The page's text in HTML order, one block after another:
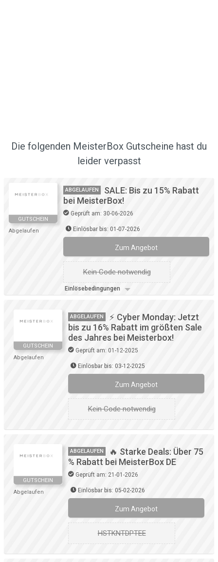
Die folgenden MeisterBox Gutscheine hast du
leider verpasst
GUTSCHEIN
Abgelaufen
ABGELAUFEN
SALE: Bis zu 15% Rabatt
bei MeisterBox!
Geprüft am: 30-06-2026
Einlösbar bis: 01-07-2026
Zum Angebot
Kein Code notwendig
Einlösebedingungen
GUTSCHEIN
Abgelaufen
ABGELAUFEN
⚡ Cyber Monday: Jetzt
bis zu 16% Rabatt im größten Sale
des Jahres bei Meisterbox!
Geprüft am: 01-12-2025
Einlösbar bis: 03-12-2025
Zum Angebot
Kein Code notwendig
GUTSCHEIN
Abgelaufen
ABGELAUFEN
🔥 Starke Deals: Über 75
% Rabatt bei MeisterBox DE
Geprüft am: 21-01-2026
Einlösbar bis: 05-02-2026
Zum Angebot
HSTKNTDPTEE